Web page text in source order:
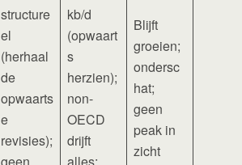
structure
el
(herhaal
de
opwaarts
e
revisies);
kb/d
(opwaart
s
herzien);
non-
OECD
drijft
Blijft
groeien;
ondersc
hat;
geen
peak in
zicht